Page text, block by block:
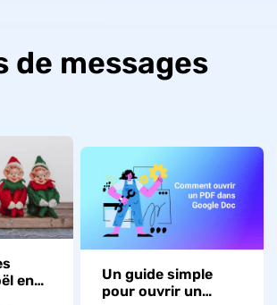
de messages
en
Un guide simple
pour ouvrir un